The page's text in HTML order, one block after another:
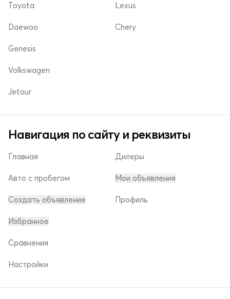
Toyota
Daewoo
Lexus
Chery
Genesis
Volkswagen
Jetour
Навигация по сайту и реквизиты
Главная
Авто с пробегом
Создать объявление
Дилеры
Мои объявления
Профиль
Избранное
Сравнения
Настройки